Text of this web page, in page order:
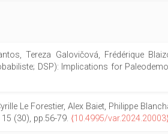
Tereza Galovičová, Frédérique
DSP): Implications for
Le Forestier, Alex Baiet, Philippe
(30), pp.56-79. ⟨10.4995/var.2024.20003⟩